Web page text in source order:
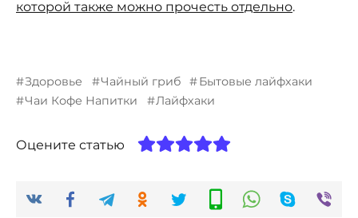
которой также можно прочесть отдельно.
Здоровье Чайный гриб
Бытовые лайфхаки
Чаи Кофе Напитки
Лайфхаки
Оцените статью